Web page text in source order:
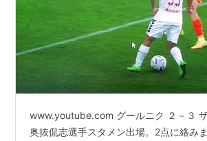
www.youtube.com グールニク ２－３
奥抜侃志選手スタメン出場。2点に絡み